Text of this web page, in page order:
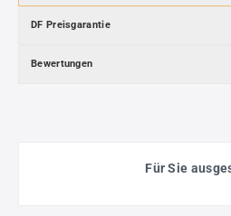
DF Preisgarantie
Bewertungen
Für Sie